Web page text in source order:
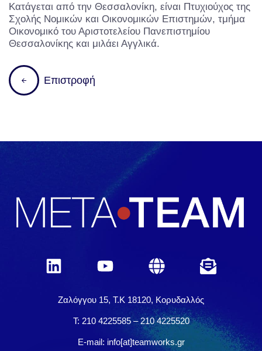
Κατάγεται από την Θεσσαλονίκη, είναι Πτυχιούχος της
Σχολής Νομικών και Οικονομικών Επιστημών, τμήμα
Οικονομικό του Αριστοτελείου Πανεπιστημίου
Θεσσαλονίκης και μιλάει Αγγλικά.
Επιστροφή
Ζαλόγγου 15, Τ.Κ 18120, Κορυδαλλός
Τ: 210 4225585 – 210 4225520
E-mail: info[at]teamworks.gr